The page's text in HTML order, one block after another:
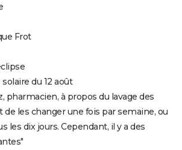
Frot
du 12 août
pharmacien, à propos du lavage des
de les changer une fois par semaine, ou
les dix jours. Cependant, il y a des